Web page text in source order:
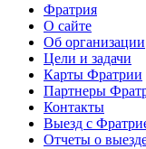
Фратрия
О сайте
Об организации
Цели и задачи
Карты Фратрии
Партнеры
Контакты
Выезд с
Отчеты о